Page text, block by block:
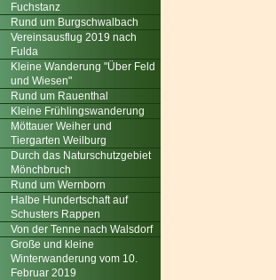
Fuchstanz
Rund um Burgschwalbach
Vereinsausflug 2019 nach
Fulda
Kleine Wanderung "Über Feld
und Wiesen"
Rund um Rauenthal
Kleine Frühlingswanderung
Möttauer Weiher und
Tiergarten Weilburg
Durch das Naturschutzgebiet
Mönchbruch
Rund um Wernborn
Halbe Hundertschaft auf
Schusters Rappen
Von der Tenne nach Walsdorf
Große und kleine
Winterwanderung vom 10.
Februar 2019